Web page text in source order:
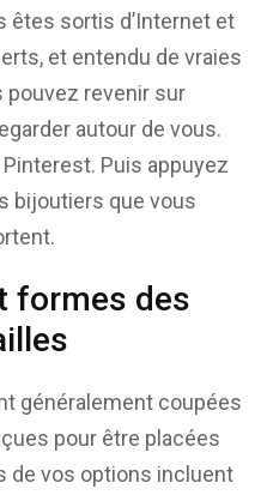
êtes sortis d’Internet et
et entendu de vraies
pouvez revenir sur
autour de vous.
Puis appuyez
bijoutiers que vous
formes des
généralement coupées
pour être placées
de vos options incluent